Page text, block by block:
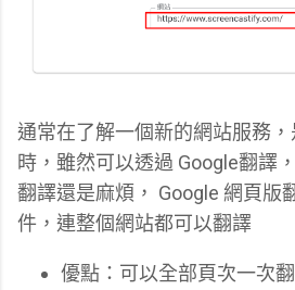
通常在了解一個新的網站服務
時，雖然可以透過 Google翻譯
翻譯還是麻煩， Google 網頁版
件，連整個網站都可以翻譯
優點：可以全部頁次一次